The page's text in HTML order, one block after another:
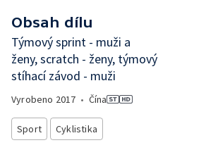
Obsah dílu
Týmový sprint - muži a
ženy, scratch - ženy, týmový
stíhací závod - muži
Vyrobeno 2017 • Čína
Sport Cyklistika